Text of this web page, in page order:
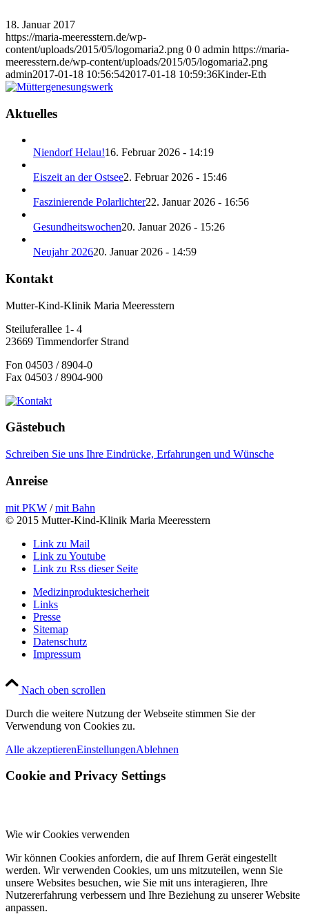
18. Januar 2017
https://maria-meeresstern.de/wp-
content/uploads/2015/05/logomaria2.png 0 0 admin https://maria-
meeresstern.de/wp-content/uploads/2015/05/logomaria2.png
admin2017-01-18 10:56:542017-01-18 10:59:36Kinder-Eth
Aktuelles
Niendorf Helau!16. Februar 2026 - 14:19
Eiszeit an der Ostsee2. Februar 2026 - 15:46
Faszinierende Polarlichter22. Januar 2026 - 16:56
Gesundheitswochen20. Januar 2026 - 15:26
Neujahr 202620. Januar 2026 - 14:59
Kontakt
Mutter-Kind-Klinik Maria Meeresstern
Steiluferallee 1- 4
23669 Timmendorfer Strand
Fon 04503 / 8904-0
Fax 04503 / 8904-900
Gästebuch
Schreiben Sie uns Ihre Eindrücke, Erfahrungen und Wünsche
Anreise
mit PKW /mit Bahn
© 2015 Mutter-Kind-Klinik Maria Meeresstern
Link zu Mail
Link zu Youtube
Link zu Rss dieser Seite
Medizinproduktesicherheit
Links
Presse
Sitemap
Datenschutz
Impressum
Nach oben scrollen
Durch die weitere Nutzung der Webseite stimmen Sie der
Verwendung von Cookies zu.
Alle akzeptierenEinstellungenAblehnen
Cookie and Privacy Settings
Wie wir Cookies verwenden
Wir können Cookies anfordern, die auf Ihrem Gerät eingestellt
werden. Wir verwenden Cookies, um uns mitzuteilen, wenn Sie
unsere Websites besuchen, wie Sie mit uns interagieren, Ihre
Nutzererfahrung verbessern und Ihre Beziehung zu unserer Website
anpassen.